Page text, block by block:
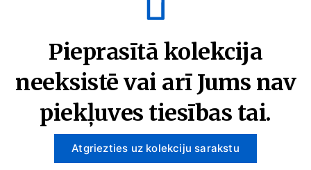
Pieprasītā kolekcija
neeksistē vai arī Jums nav
piekļuves tiesības tai.
Atgriezties uz kolekciju sarakstu